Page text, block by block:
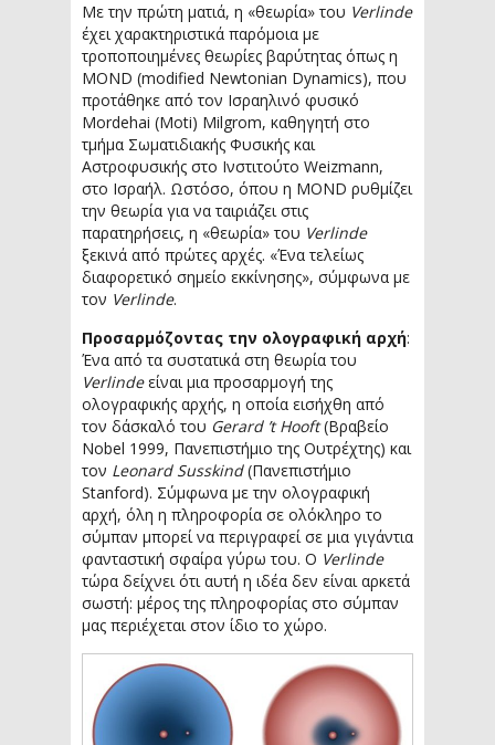
Με την πρώτη ματιά, η «θεωρία» του Verlinde
έχει χαρακτηριστικά παρόμοια με
τροποποιημένες θεωρίες βαρύτητας όπως η
MOND (modified Newtonian Dynamics), που
προτάθηκε από τον Ισραηλινό φυσικό
Mordehai (Moti) Milgrom, καθηγητή στο
τμήμα Σωματιδιακής Φυσικής και
Αστροφυσικής στο Ινστιτούτο Weizmann,
στο Ισραήλ. Ωστόσο, όπου η MOND ρυθμίζει
την θεωρία για να ταιριάζει στις
παρατηρήσεις, η «θεωρία» του Verlinde
ξεκινά από πρώτες αρχές. «Ένα τελείως
διαφορετικό σημείο εκκίνησης», σύμφωνα με
τον Verlinde.
Προσαρμόζοντας την ολογραφική αρχή:
Ένα από τα συστατικά στη θεωρία του
Verlindeείναι μια προσαρμογή της
ολογραφικής αρχής, η οποία εισήχθη από
τον δάσκαλό του Gerard ’t Hooft(Βραβείο
Nobel 1999, Πανεπιστήμιο της Ουτρέχτης) και
τον Leonard Susskind(Πανεπιστήμιο
Stanford). Σύμφωνα με την ολογραφική
αρχή, όλη η πληροφορία σε ολόκληρο το
σύμπαν μπορεί να περιγραφεί σε μια γιγάντια
φανταστική σφαίρα γύρω του. Ο Verlinde
τώρα δείχνει ότι αυτή η ιδέα δεν είναι αρκετά
σωστή: μέρος της πληροφορίας στο σύμπαν
μας περιέχεται στον ίδιο το χώρο.